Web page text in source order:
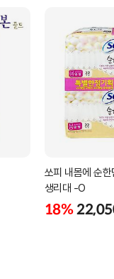
쏘피 내몸에 순
생리대 -O
18%